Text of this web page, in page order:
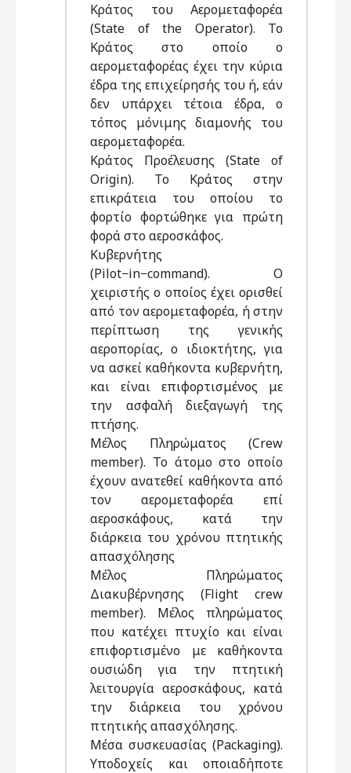
Κράτος του Αερομεταφορέα
(State of the Operator). Το
Κράτος στο οποίο ο
αερομεταφορέας έχει την κύρια
έδρα της επιχείρησής του ή, εάν
δεν υπάρχει τέτοια έδρα, ο
τόπος μόνιμης διαμονής του
αερομεταφορέα.
Κράτος Προέλευσης (State of
Origin). Το Κράτος στην
επικράτεια του οποίου το
φορτίο φορτώθηκε για πρώτη
φορά στο αεροσκάφος.
Κυβερνήτης
(Pilot−in−command). Ο
χειριστής ο οποίος έχει ορισθεί
από τον αερομεταφορέα, ή στην
περίπτωση της γενικής
αεροπορίας, ο ιδιοκτήτης, για
να ασκεί καθήκοντα κυβερνήτη,
και είναι επιφορτισμένος με
την ασφαλή διεξαγωγή της
πτήσης.
Μέλος Πληρώματος (Crew
member). Το άτομο στο οποίο
έχουν ανατεθεί καθήκοντα από
τον αερομεταφορέα επί
αεροσκάφους, κατά την
διάρκεια του χρόνου πτητικής
απασχόλησης
Μέλος Πληρώματος
Διακυβέρνησης (Flight crew
member). Μέλος πληρώματος
που κατέχει πτυχίο και είναι
επιφορτισμένο με καθήκοντα
ουσιώδη για την πτητική
λειτουργία αεροσκάφους, κατά
την διάρκεια του χρόνου
πτητικής απασχόλησης.
Μέσα συσκευασίας (Packaging).
Υποδοχείς και οποιαδήποτε